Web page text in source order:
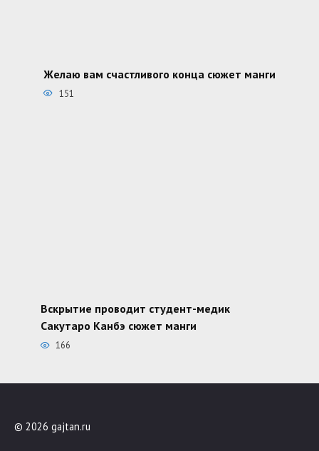
Желаю вам счастливого конца сюжет манги
151
Вскрытие проводит студент-медик
Сакутаро Канбэ сюжет манги
166
© 2026 gajtan.ru